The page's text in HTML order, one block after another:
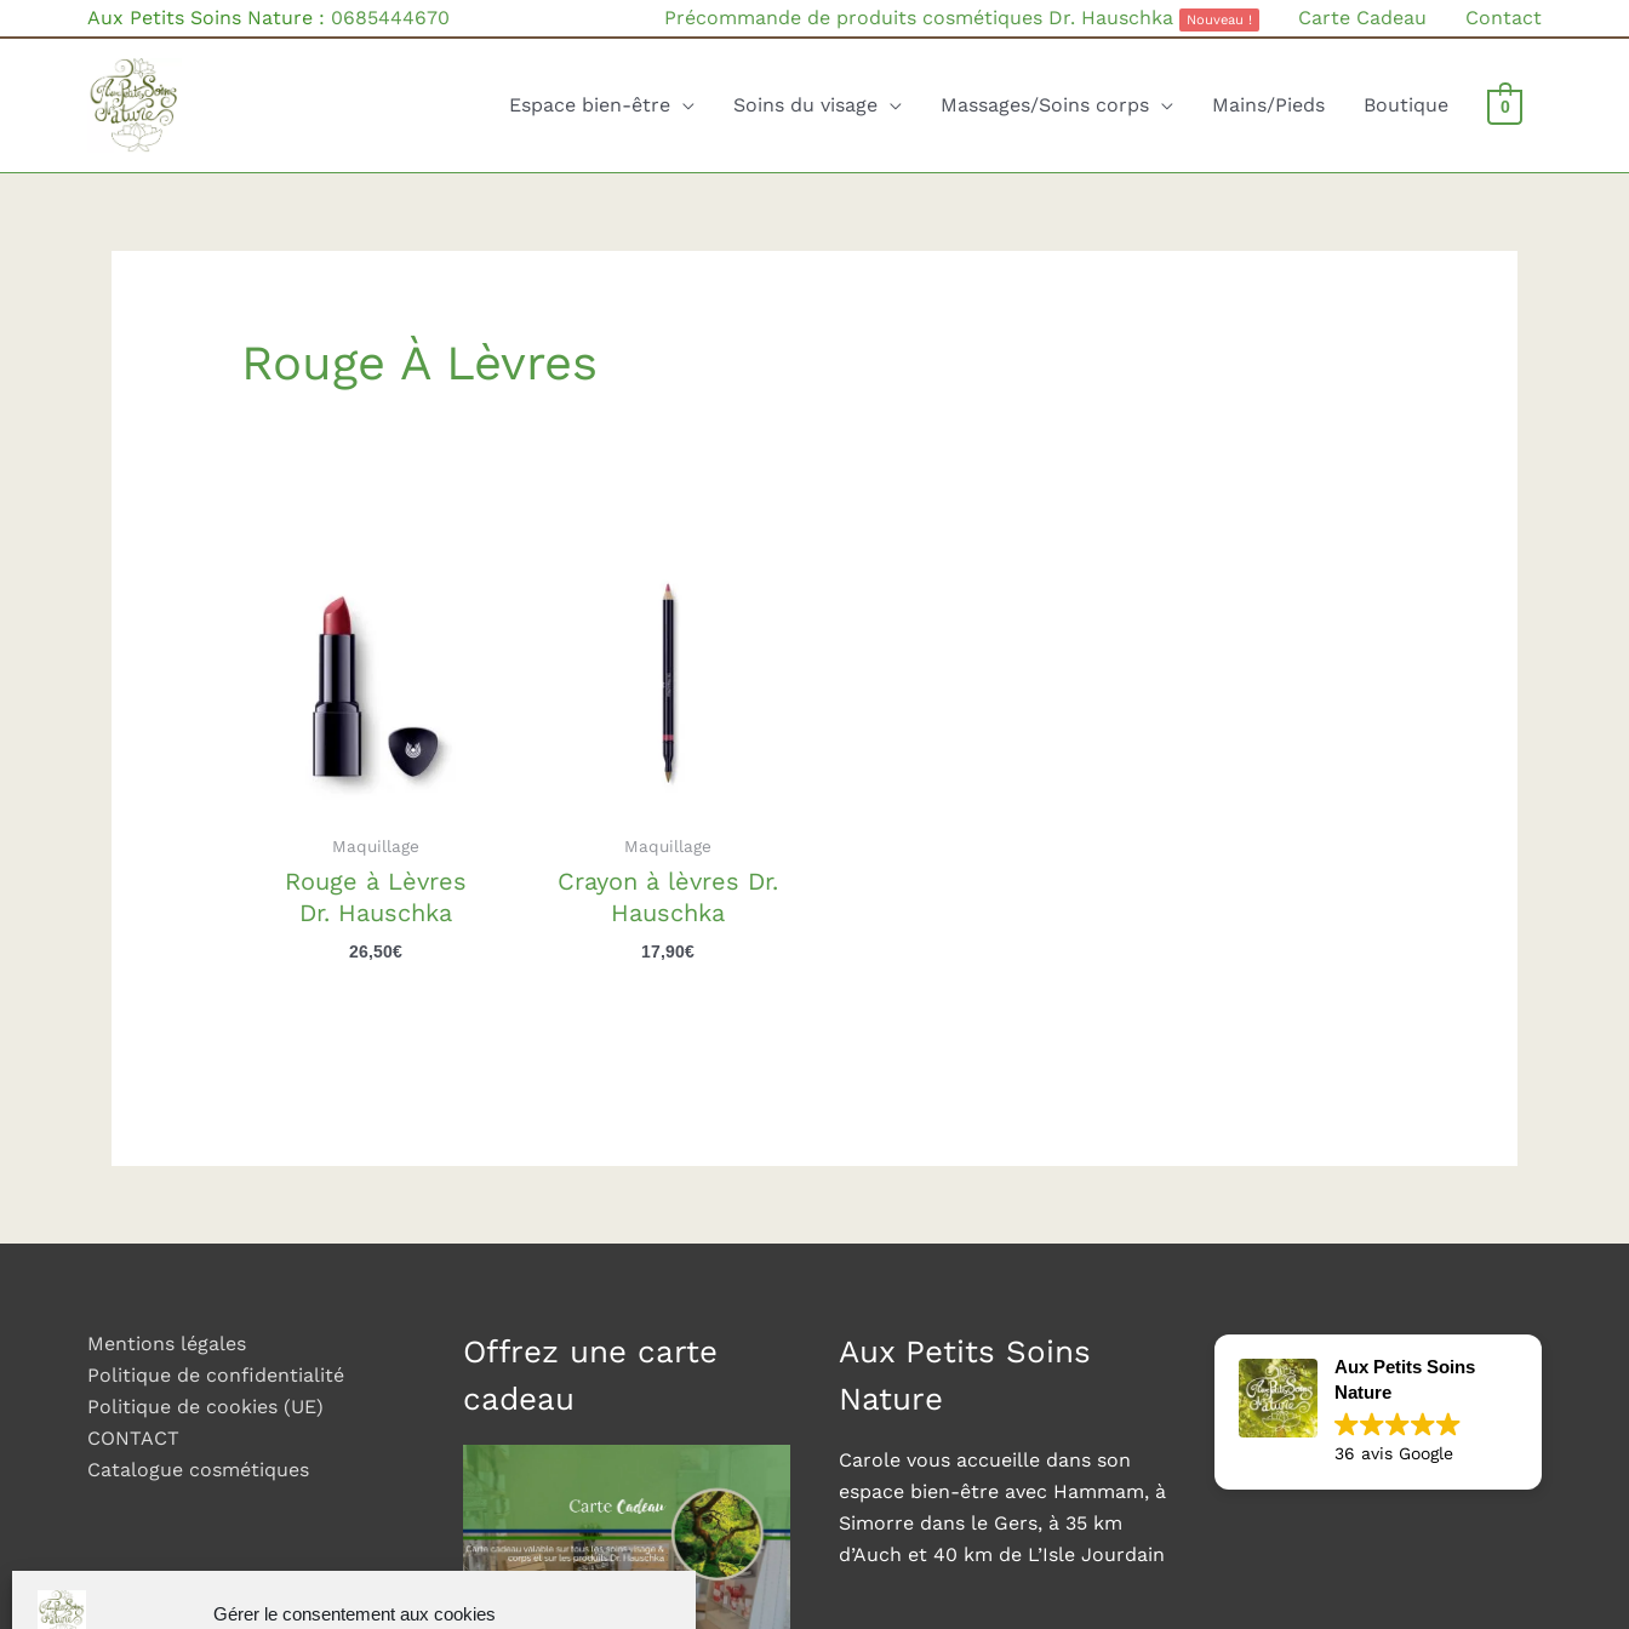
Gérer le consentement aux cookies
au
Aux Petits Soins Nature : 0685444670 Précommande de produits cosmétiques Dr. Hauschka Nouveau ! Carte Cadeau Contact
Espace bien-être Soins du visage Massages/Soins corps Mains/Pieds Boutique 0
Rouge À Lèvres
Maquillage
Rouge à Lèvres
Dr. Hauschka
26,50€
Maquillage
Crayon à lèvres Dr.
Hauschka
17,90€
Mentions légales
Politique de confidentialité
Politique de cookies (UE)
CONTACT
Catalogue cosmétiques
Offrez une carte
cadeau
Aux Petits Soins
Nature
Carole vous accueille dans son
espace bien-être avec Hammam, à
Simorre dans le Gers, à 35 km
d’Auch et 40 km de L’Isle Jourdain
Aux Petits Soins
Nature
36 avis Google